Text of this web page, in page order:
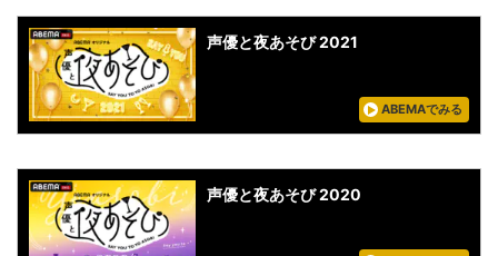
声優と夜あそび 2021
ABEMAでみる
声優と夜あそび 2020